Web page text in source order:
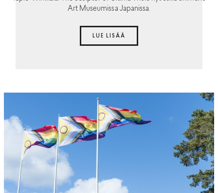
Art Museumissa Japanissa.
LUE LISÄÄ